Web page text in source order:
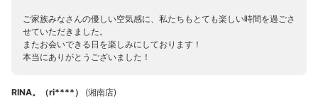
ご家族みなさんの優しい空気感に、私たちもとても楽しい時間を過ごさ
せていただきました。
またお会いできる日を楽しみにしております！
本当にありがとうございました！
RINA。（ri****） (湘南店)